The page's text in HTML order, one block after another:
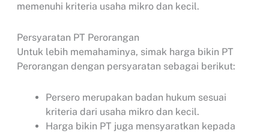
memenuhi kriteria usaha mikro dan kecil.
Persyaratan PT Perorangan
Untuk lebih memahaminya, simak harga bikin PT
Perorangan dengan persyaratan sebagai berikut:
Persero merupakan badan hukum sesuai
kriteria dari usaha mikro dan kecil.
Harga bikin PT juga mensyaratkan kepada